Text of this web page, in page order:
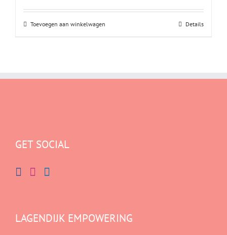
Toevoegen aan winkelwagen Details
GET SOCIAL
LAGENDIJK EMPOWERING